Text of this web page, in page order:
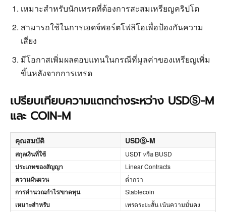
เหมาะสำหรับนักเทรดที่ต้องการสะสมเหรียญคริปโต
สามารถใช้ในการเฮดจ์พอร์ตโฟลิโอเพื่อป้องกันความ
เสี่ยง
มีโอกาสเพิ่มผลตอบแทนในกรณีที่มูลค่าของเหรียญเพิ่ม
ขึ้นหลังจากการเทรด
เปรียบเทียบความแตกต่างระหว่าง USDⓈ-M
และ COIN-M
คุณสมบัติ USDⓈ-M
สกุลเงินที่ใช้ USDT หรือ BUSD
ประเภทของสัญญา Linear Contracts
ความผันผวน ต่ำกว่า
การคำนวณกำไร/ขาดทุน Stablecoin
เหมาะสำหรับ เทรดระยะสั้น เน้นความมั่นคง